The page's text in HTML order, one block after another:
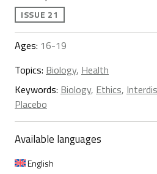
ISSUE 21
Ages: 16-19
Topics: Biology, Health
Keywords: Biology, Ethics,
Placebo
Available languages
English